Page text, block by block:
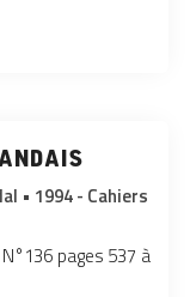
• 1994 - Cahiers
pages 537 à